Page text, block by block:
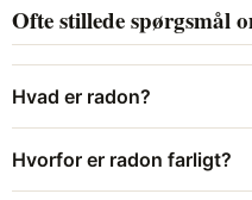
Ofte stillede spørgsmål
Hvad er radon?
Hvorfor er radon farligt?